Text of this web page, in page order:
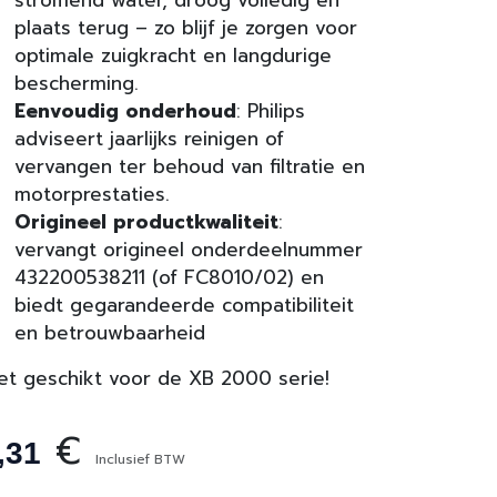
plaats terug – zo blijf je zorgen voor
optimale zuigkracht en langdurige
bescherming.
Eenvoudig onderhoud: Philips
adviseert jaarlijks reinigen of
vervangen ter behoud van filtratie en
motorprestaties.
Origineel productkwaliteit:
vervangt origineel onderdeelnummer
432200538211 (of FC8010/02) en
biedt gegarandeerde compatibiliteit
en betrouwbaarheid
geschikt voor de XB 2000 serie!
€ Inclusief BTW